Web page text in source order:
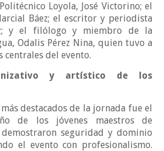
Loyola, José Victorino; el
Báez; el escritor y periodista
y el filólogo y miembro de la
Odalis Pérez Nina, quien tuvo a
centrales del evento.
y artístico de los
destacados de la jornada fue el
de los jóvenes maestros de
demostraron seguridad y dominio
el evento con profesionalismo.